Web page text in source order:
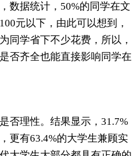
数据统计，50%的同学在文
元以下，由此可以想到，
同学省下不少花费，所以，
否齐全也能直接影响同学在
理性。结果显示，31.7%
更有63.4%的大学生兼顾实